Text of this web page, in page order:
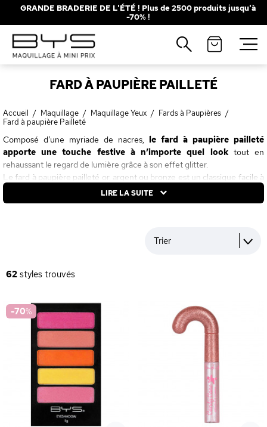
GRANDE BRADERIE DE L'ÉTÉ ! Plus de 2500 produits jusqu'à
-70% !
FARD À PAUPIÈRE PAILLETÉ
Accueil / Maquillage / Maquillage Yeux / Fards à Paupières /
Fard à paupière Pailleté
Composé d’une myriade de nacres, le fard à paupière pailleté
apporte une touche festive à n’importe quel looktout en
rehaussant le regard de lumière grâce à son effet glitter.
Le fard à paupière pailleté or, argent ou bronze est un classique facile à
porter et à assortir avec une tenue de soirée. Envie de couleurs ?
Piochez parmi une palette inspirée des pierres précieuses (saphir,
LIRE LA SUITE
62 styles trouvés
Trier
-70%
Fermer
Recherches populaires
Mascara
Palette
Solaire
Brumes
Rouge à Lèvres